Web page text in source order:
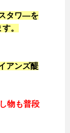
タワ―を
。
アンズ醍
物も普段